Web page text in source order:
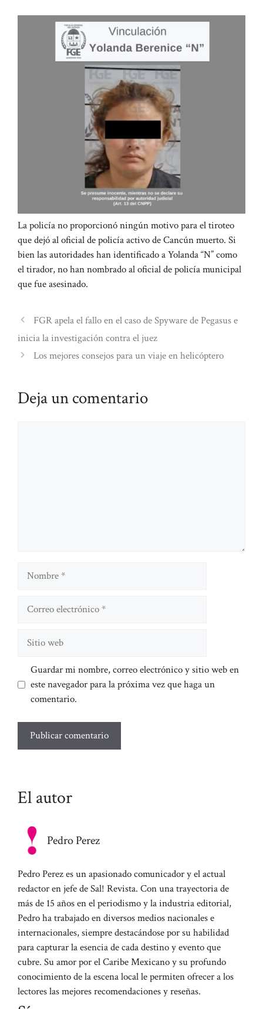
La policía no proporcionó ningún motivo para el tiroteo
que dejó al oficial de policía activo de Cancún muerto. Si
bien las autoridades han identificado a Yolanda “N” como
el tirador, no han nombrado al oficial de policía municipal
que fue asesinado.
FGR apela el fallo en el caso de Spyware de Pegasus e
inicia la investigación contra el juez
Los mejores consejos para un viaje en helicóptero
Deja un comentario
Nombre
Guardar mi nombre, correo electrónico y sitio web en
este navegador para la próxima vez que haga un
comentario.
El autor
Pedro Perez
Pedro Perez es un apasionado comunicador y el actual
redactor en jefe de Sal! Revista. Con una trayectoria de
más de 15 años en el periodismo y la industria editorial,
Pedro ha trabajado en diversos medios nacionales e
internacionales, siempre destacándose por su habilidad
para capturar la esencia de cada destino y evento que
cubre. Su amor por el Caribe Mexicano y su profundo
conocimiento de la escena local le permiten ofrecer a los
lectores las mejores recomendaciones y reseñas.